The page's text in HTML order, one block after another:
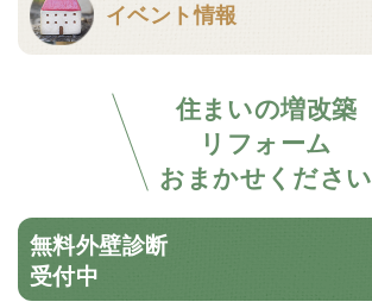
イベント情報
住まいの増改築
リフォーム
おまかせください
無料外壁診断
受付中